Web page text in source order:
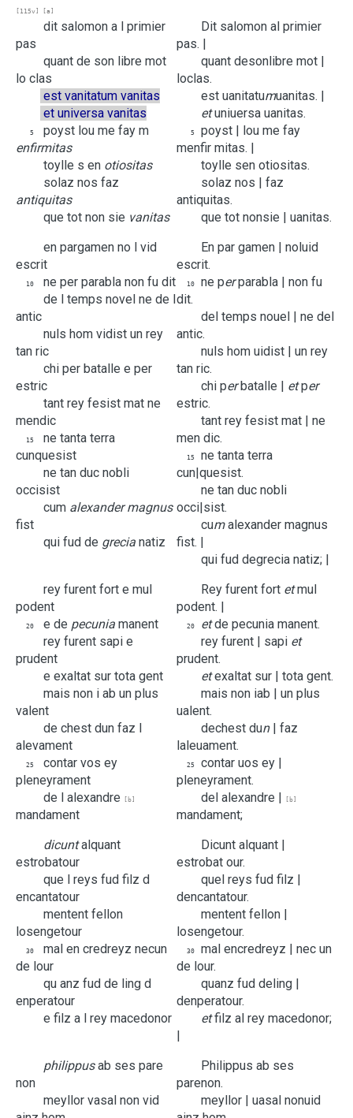
[115v] [a]
dit salomon a l primier
pas
quant de son libre mot
lo clas
est vanitatum vanitas
et universa vanitas
5 poyst lou me fay m
enfirmitas
toylle s en otiositas
solaz nos faz
antiquitas
que tot non sie vanitas
Dit salomonalprimier
pas. |
quantdesonlibremot |
loclas.
estuanitatumuanitas. |
et uniuersauanitas.
5 poyst | loumefay
menfir mitas. |
toylle senotiositas.
solaznos |faz
antiquitas.
quetotnonsie |uanitas.
en pargamen no l vid
escrit
10 ne per parabla non fu dit
de l temps novel ne de l
antic
nuls hom vidist un rey
tan ric
chi per batalle e per
estric
tant rey fesist mat ne
mendic
15 ne tanta terra
cunquesist
ne tan duc nobli
occisist
cum alexander magnus
fist
qui fud de grecia natiz
Enpar gamen |noluid
escrit.
10 neper parabla |nonfu
dit.
deltempsnouel |nedel
antic.
nulshomuidist |unrey
tan ric.
chiper batalle | et per
estric.
tantreyfesistmat |ne
men dic.
15 netantaterra
cun|quesist.
netanducnobli
occi|sist.
cum alexandermagnus
fist. |
quifuddegrecianatiz; |
rey furent fort e mul
podent
20 e de pecunia manent
rey furent sapi e
prudent
e exaltat sur tota gent
mais non i ab un plus
valent
de chest dun faz l
alevament
25 contar vos ey
pleneyrament
de l alexandre [b]
mandament
Reyfurentfort et mul
podent. |
20 et depecuniamanent.
reyfurent | sapi et
prudent.
et exaltat sur |totagent.
maisnon iab |unplus
ualent.
dechestdun|faz
laleuament.
25 contaruosey |
pleneyrament.
delalexandre | [b]
mandament;
dicunt alquant
estrobatour
que l reys fud filz d
encantatour
mentent fellon
losengetour
30 mal en credreyz necun
de lour
qu anz fud de ling d
enperatour
e filz a l rey macedonor
Dicuntalquant |
estrobat our.
quelreysfudfilz |
dencantatour.
mententfellon |
losengetour.
30 malencredreyz |nec un
de lour.
quanzfuddeling |
denperatour.
et filzalreymacedonor;
|
philippus ab ses pare
non
meyllor vasal non vid
Philippusab ses
parenon.
meyllor |uasalnonuid